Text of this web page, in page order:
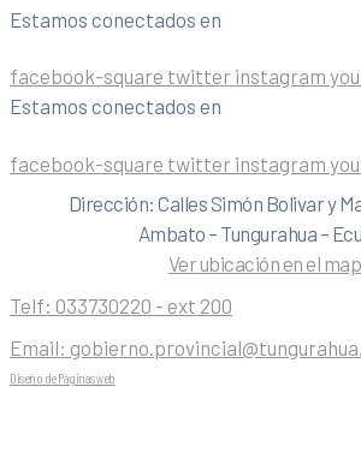
Estamos conectados en
facebook-square twitter instagram
Estamos conectados en
facebook-square twitter instagram
Dirección: Calles Simón Bolivar y
Ambato – Tungurahua –
Ver ubicación en el
Telf: 033730220 - ext 200
Email:
Diseño de Páginas web